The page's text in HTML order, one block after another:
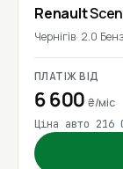
Renault
Чернігів 2.0
ПЛАТІЖ ВІД
6 600₴/міс
Ціна авто 216